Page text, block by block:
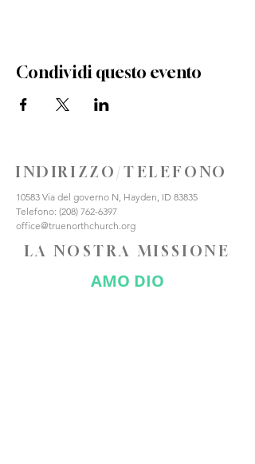
Condividi questo evento
INDIRIZZO/TELEFONO
10583 Via del governo N, Hayden, ID 83835
Telefono: (208) 762-6397
office@truenorthchurch.org
LA NOSTRA MISSIONE
AMO DIO